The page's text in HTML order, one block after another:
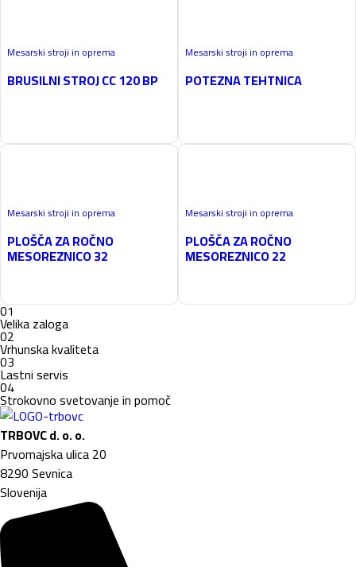
Mesarski stroji in oprema
BRUSILNI STROJ CC 120 BP
Mesarski stroji in oprema
POTEZNA TEHTNICA
Mesarski stroji in oprema
PLOŠČA ZA ROČNO
MESOREZNICO 32
Mesarski stroji in oprema
PLOŠČA ZA ROČNO
MESOREZNICO 22
01
Velika zaloga
02
Vrhunska kvaliteta
03
Lastni servis
04
Strokovno svetovanje in pomoč
TRBOVC d. o. o.
Prvomajska ulica 20
8290 Sevnica
Slovenija